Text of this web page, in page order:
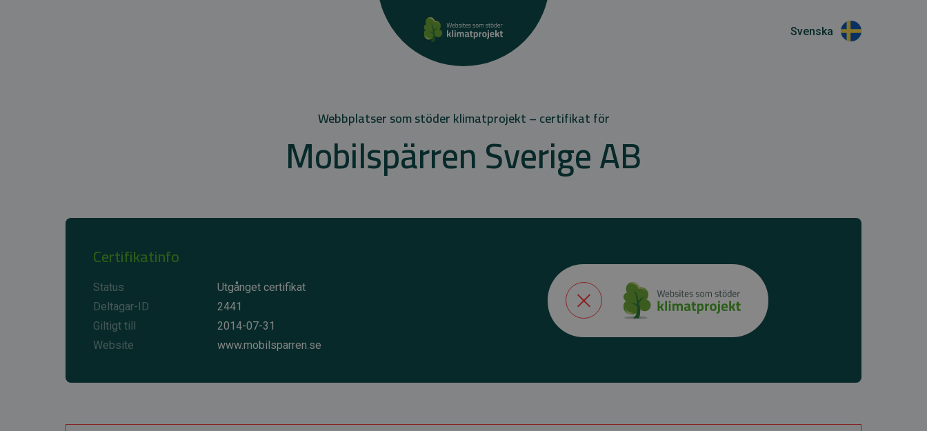
Svenska
Webbplatser som stöder klimatprojekt – certifikat för
Mobilspärren Sverige AB
Certifikatinfo
Status
Utgånget certifikat
Deltagar-ID
2441
Giltigt till
2014-07-31
Website
www.mobilsparren.se